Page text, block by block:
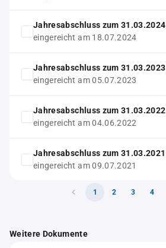
Jahresabschluss zum 31.03.2024
eingereicht am 18.07.2024
Jahresabschluss zum 31.03.2023
eingereicht am 05.07.2023
Jahresabschluss zum 31.03.2022
eingereicht am 04.06.2022
Jahresabschluss zum 31.03.2021
eingereicht am 09.07.2021
1 2 3 4
Weitere Dokumente